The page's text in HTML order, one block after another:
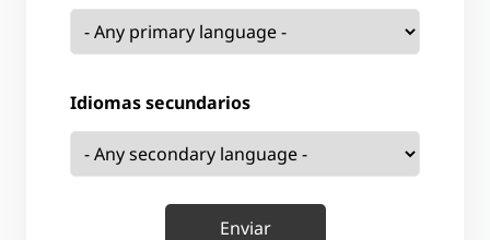
Idiomas secundarios